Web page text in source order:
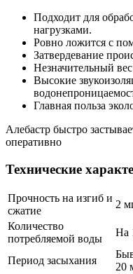
Подходит для
нагрузками.
Ровно ложится с
Затвердевание
Незначительный
Высокие
Главная польза
Алебастр быстро
оперативно
Технические
Прочность на изгиб и
сжатие
2
Количество
потребляемой воды
На
Период засыхания
20